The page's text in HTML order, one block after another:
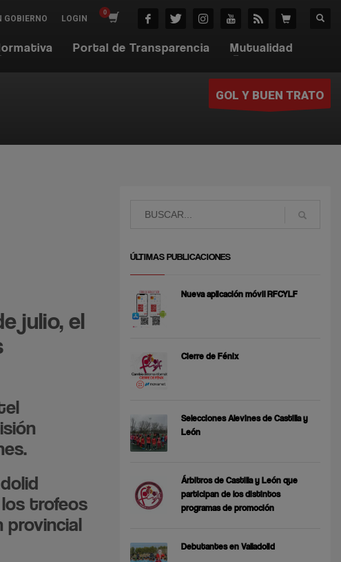
GOBIERNO LOGIN
Portal de Transparencia
Mutualidad
GOL Y BUEN TRATO
julio, el
los trofeos
provincial
ÚLTIMAS PUBLICACIONES
Nueva aplicación móvil RFCYLF
Cierre de Fénix
Selecciones Alevines de Castilla y
León
Árbitros de Castilla y León que
participan de los distintos
programas de promoción
Debutantes en Valladolid